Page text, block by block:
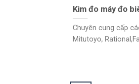
Kim đo máy đo
Chuyên cung cấp
Mitutoyo,